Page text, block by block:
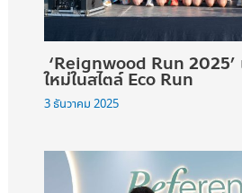
‘Reignwood Run
ใหม่ในสไตล์ Eco Run
3 ธันวาคม 2025